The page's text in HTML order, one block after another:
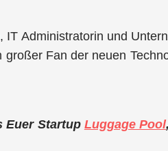
, IT Administratorin und
Fan der neuen
Euer Startup Luggage Pool